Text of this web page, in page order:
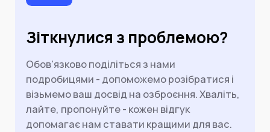
Зіткнулися з проблемою?
Обов'язково поділіться з нами
подробицями - допоможемо розібратися і
візьмемо ваш досвід на озброєння. Хваліть,
лайте, пропонуйте - кожен відгук
допомагає нам ставати кращими для вас.